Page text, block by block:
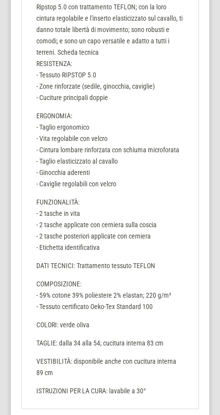
Ripstop 5.0 con trattamento TEFLON; con la loro
cintura regolabile e l'inserto elasticizzato sul cavallo, ti
danno totale libertà di movimento; sono robusti e
comodi; e sono un capo versatile e adatto a tutti i
terreni. Scheda tecnica
RESISTENZA:
- Tessuto RIPSTOP 5.0
- Zone rinforzate (sedile, ginocchia, caviglie)
- Cuciture principali doppie
ERGONOMIA:
- Taglio ergonomico
- Vita regolabile con velcro
- Cintura lombare rinforzata con schiuma microforata
- Taglio elasticizzato al cavallo
- Ginocchia aderenti
- Caviglie regolabili con velcro
FUNZIONALITÀ:
- 2 tasche in vita
- 2 tasche applicate con cerniera sulla coscia
- 2 tasche posteriori applicate con cerniera
- Etichetta identificativa
DATI TECNICI: Trattamento tessuto TEFLON
COMPOSIZIONE:
- 59% cotone 39% poliestere 2% elastan; 220 g/m²
- Tessuto certificato Oeko-Tex Standard 100
COLORI: verde oliva
TAGLIE: dalla 34 alla 54; cucitura interna 83 cm
VESTIBILITÀ: disponibile anche con cucitura interna
89 cm
ISTRUZIONI PER LA CURA: lavabile a 30°